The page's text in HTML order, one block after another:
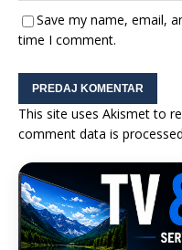
Save my name, email,
time I comment.
This site uses Akismet to
comment data is